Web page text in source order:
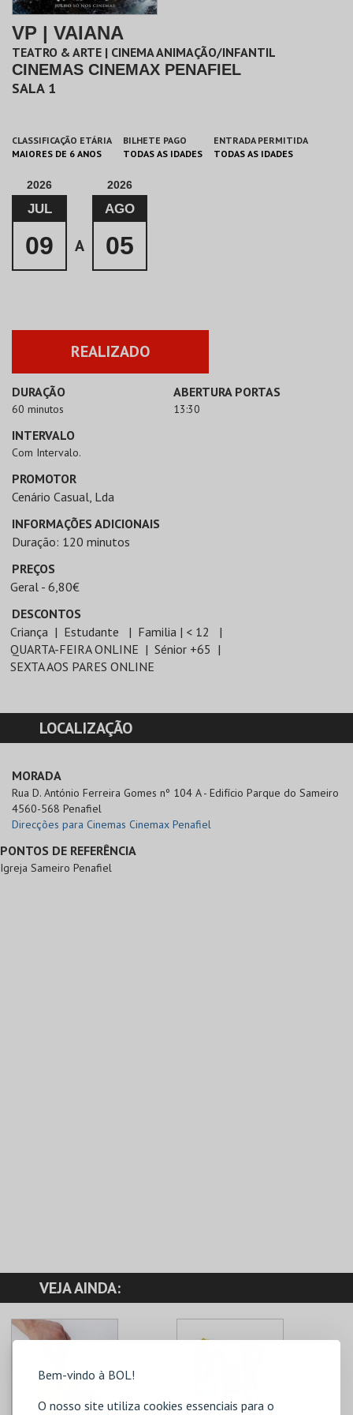
Bem-vindo à BOL!
O nosso site utiliza cookies essenciais para o
VP | VAIANA
TEATRO & ARTE | CINEMA ANIMAÇÃO/INFANTIL
CINEMAS CINEMAX PENAFIEL
SALA 1
CLASSIFICAÇÃO ETÁRIA
MAIORES DE 6 ANOS
BILHETE PAGO
TODAS AS IDADES
ENTRADA PERMITIDA
TODAS AS IDADES
2026
JUL
09 A
2026
AGO
05
REALIZADO
DURAÇÃO
60 minutos
ABERTURA PORTAS
13:30
INTERVALO
Com Intervalo.
PROMOTOR
Cenário Casual, Lda
INFORMAÇÕES ADICIONAIS
Duração: 120 minutos
PREÇOS
Geral - 6,80€
DESCONTOS
Criança
Estudante
Familia | < 12
QUARTA-FEIRA ONLINE
Sénior +65
SEXTA AOS PARES ONLINE
LOCALIZAÇÃO
MORADA
Rua D. António Ferreira Gomes nº 104 A - Edifício Parque do Sameiro
4560-568 Penafiel
Direcções para Cinemas Cinemax Penafiel
PONTOS DE REFERÊNCIA
Igreja Sameiro Penafiel
VEJA AINDA: